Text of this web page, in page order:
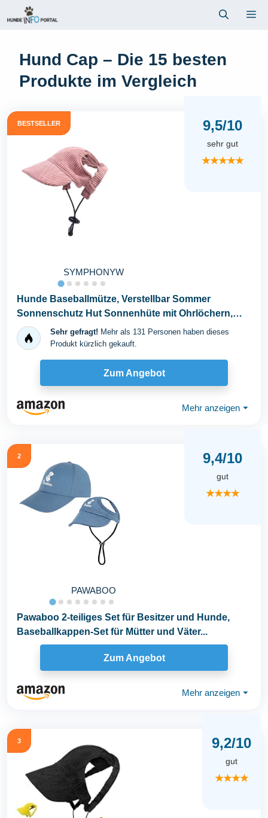
Inhalt
Hund Cap – Die 15 besten
Produkte im Vergleich
BESTSELLER
SYMPHONYW
9,5/10
sehr gut
★★★★★
Hunde Baseballmütze, Verstellbar Sommer
Sonnenschutz Hut Sonnenhüte mit Ohrlöchern,
Haustier...Sehr gefragt! Mehr als 131 Personen haben dieses
Produkt kürzlich gekauft.
Zum Angebot
Mehr anzeigen ⏷
2
PAWABOO
9,4/10
gut
★★★★
Pawaboo 2-teiliges Set für Besitzer und Hunde,
Baseballkappen-Set für Mütter und Väter...
Zum Angebot
Mehr anzeigen ⏷
3 9,2/10
gut
★★★★